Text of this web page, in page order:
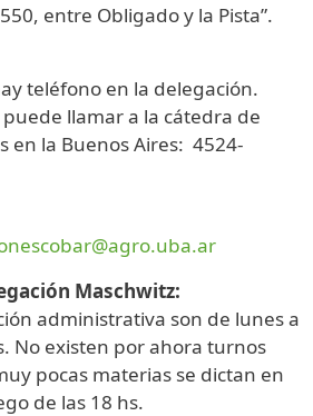
entre Obligado y la Pista”.
teléfono en la delegación.
llamar a la cátedra de
en la Buenos Aires: 4524-
Maschwitz:
administrativa son de lunes a
No existen por ahora turnos
pocas materias se dictan en
de las 18 hs.